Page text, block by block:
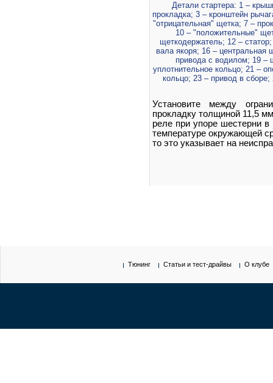
Детали стартера: 1 –
прокладка; 3 – кронштейн
"отрицательная" щетка; 7 –
10 – "положительные"
щеткодержатель; 12 –
вала якоря; 16 – центральная
привода с водилом; 19 –
уплотнительное кольцо; 21 –
кольцо; 23 – привод в сборе;
Установите между
прокладку толщиной 11,5
реле при упоре шестерни
температуре окружающей
то это указывает на
Тюнинг Статьи и тест-драйвы О клубе